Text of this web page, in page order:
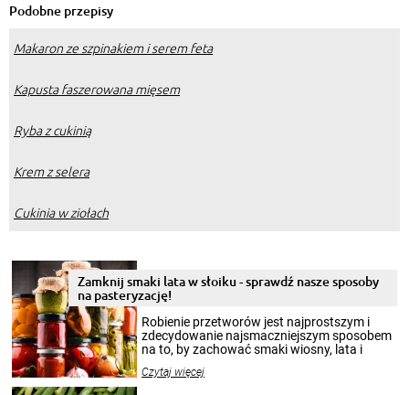
Podobne przepisy
Makaron ze szpinakiem i serem feta
Kapusta faszerowana mięsem
Ryba z cukinią
Krem z selera
Cukinia w ziołach
Zamknij smaki lata w słoiku - sprawdź nasze sposoby
na pasteryzację!
Robienie przetworów jest najprostszym i
zdecydowanie najsmaczniejszym sposobem
na to, by zachować smaki wiosny, lata i
krajobrazów, by cieszyć nimi oko w sezonie
Czytaj więcej